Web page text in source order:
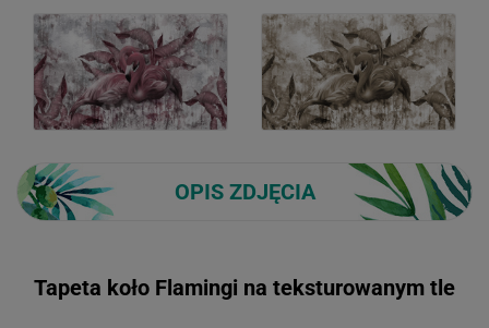
OPIS ZDJĘCIA
Tapeta koło Flamingi na teksturowanym tle